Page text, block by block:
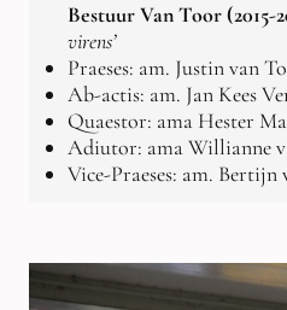
Bestuur Van Toor (2015-
virens’
Praeses: am. Justin van
Ab-actis: am. Jan Kees
Quaestor: ama Hester
Adiutor: ama Willianne
Vice-Praeses: am. Bertijn